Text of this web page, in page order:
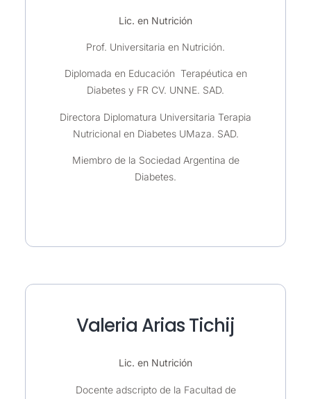
Lic. en Nutrición
Prof. Universitaria en Nutrición.
Diplomada en Educación Terapéutica en
Diabetes y FR CV. UNNE. SAD.
Directora Diplomatura Universitaria Terapia
Nutricional en Diabetes UMaza. SAD.
Miembro de la Sociedad Argentina de
Diabetes.
Valeria Arias Tichij
Lic. en Nutrición
Docente adscripto de la Facultad de